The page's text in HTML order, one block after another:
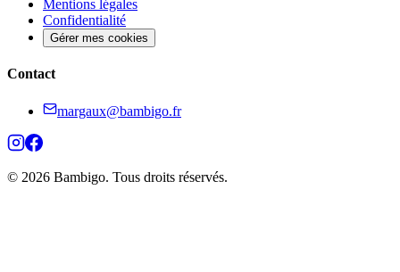
Mentions légales
Confidentialité
Gérer mes cookies
Contact
margaux@bambigo.fr
© 2026 Bambigo. Tous droits réservés.